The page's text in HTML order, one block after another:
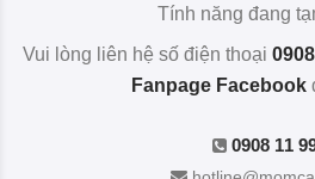
Tính năng đang
Vui lòng liên hệ số điện thoại
Fanpage Facebook
0908 11